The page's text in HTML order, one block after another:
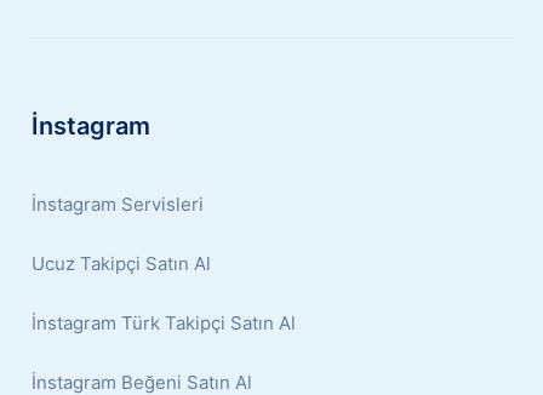
İnstagram
İnstagram Servisleri
Ucuz Takipçi Satın Al
İnstagram Türk Takipçi Satın Al
İnstagram Beğeni Satın Al